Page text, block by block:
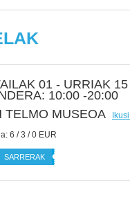
01 - URRIAK 15
10:00 -20:00
TELMO MUSEOA
6 / 3 / 0 EUR
SARRERAK